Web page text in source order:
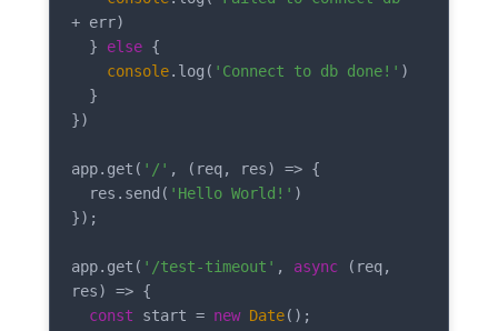
+ err)
  }
else {
console.log( 'Connect to db done!' )
})
app.get( '/' , ( req, res) => {
  res.send(
'Hello World!' )
});
app.get( '/test-timeout' , async (req,
res) => {
const start = new Date();